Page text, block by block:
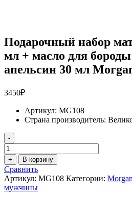
Подарочный набор
мл + масло для
апельсин 30 мл
3450₽
Артикул: MG108
Страна производитель:
-
Количество
товара
Подарочный
набор
матовая
паста
+ В корзину
Сравнить
Артикул: MG108 Категории:
мужчины